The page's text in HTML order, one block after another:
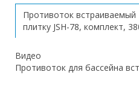
Противоток встраиваемый
плитку JSH-78, комплект,
Видео
Противоток для бассейна